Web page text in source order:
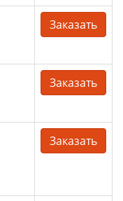
Заказать
Заказать
Заказать